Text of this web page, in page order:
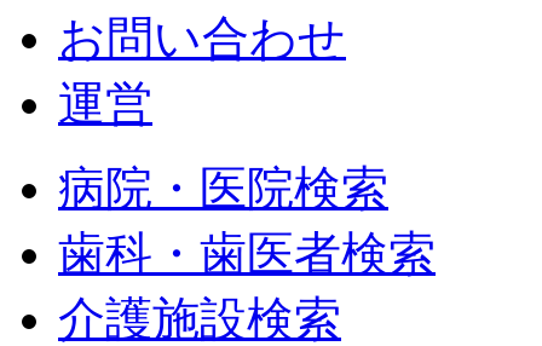
お問い合わせ
運営
病院・医院検索
歯科・歯医者検索
介護施設検索